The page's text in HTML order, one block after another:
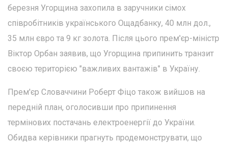
березня Угорщина захопила в заручники сімох
співробітників українського Ощадбанку, 40 млн дол.,
35 млн євро та 9 кг золота. Після цього прем'єр-міністр
Віктор Орбан заявив, що Угорщина припинить транзит
своєю територією "важливих вантажів" в Україну.
Прем'єр Словаччини Роберт Фіцо також вийшов на
передній план, оголосивши про припинення
термінових постачань електроенергії до України.
Обидва керівники прагнуть продемонструвати, що